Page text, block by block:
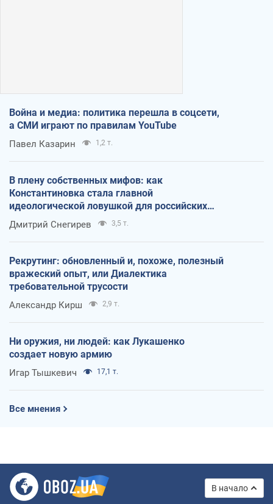
Война и медиа: политика перешла в соцсети,
а СМИ играют по правилам YouTube
Павел Казарин 1,2 т.
В плену собственных мифов: как
Константиновка стала главной
идеологической ловушкой для российских
оккупантов
Дмитрий Снегирев 3,5 т.
Рекрутинг: обновленный и, похоже, полезный
вражеский опыт, или Диалектика
требовательной трусости
Александр Кирш 2,9 т.
Ни оружия, ни людей: как Лукашенко
создает новую армию
Игар Тышкевич 17,1 т.
Все мнения
В начало